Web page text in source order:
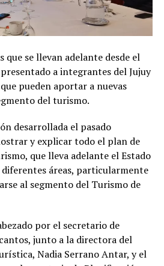
que se llevan adelante desde el
a integrantes del Jujuy
pueden aportar a nuevas
del turismo.
desarrollada el pasado
y explicar todo el plan de
que lleva adelante el Estado
áreas, particularmente
al segmento del Turismo de
por el secretario de
junto a la directora del
Nadia Serrano Antar, y el